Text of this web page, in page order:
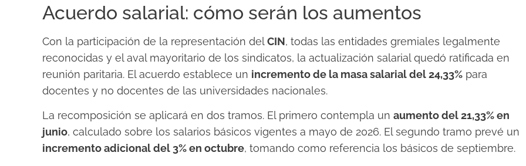
Acuerdo salarial: cómo serán los aumentos
Con la participación de la representación delCIN, todas las entidades gremiales legalmente
reconocidas y el aval mayoritario de los sindicatos, la actualización salarial quedó ratificada en
reunión paritaria. El acuerdo establece un incremento de la masa salarial del 24,33% para
docentes y no docentes de las universidades nacionales.
La recomposición se aplicará en dos tramos. El primero contempla un aumento del 21,33% en
junio, calculado sobre los salarios básicos vigentes a mayo de 2026. El segundo tramo prevé un
incremento adicional del 3% en octubre, tomando como referencia los básicos de septiembre.